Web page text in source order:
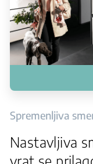
Spremenljiva
Nastavljiva
vrat se